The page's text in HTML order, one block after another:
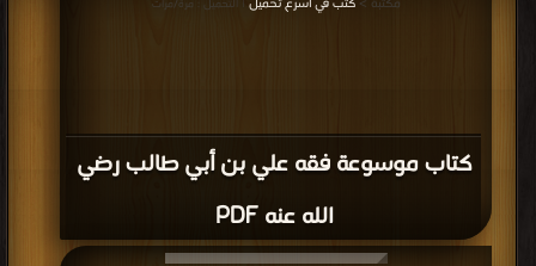
كتاب موسوعة فقه علي بن أبي طالب رضي
الله عنه PDF
| التحميل : مرة/مرات